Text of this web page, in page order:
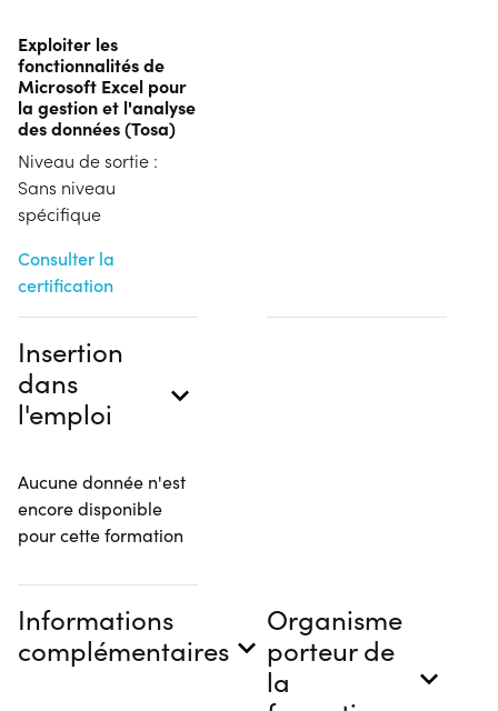
Exploiter les
fonctionnalités de
Microsoft Excel pour
la gestion et l'analyse
des données (Tosa)
Niveau de sortie :
Sans niveau
spécifique
Consulter la
certification
Insertion
dans
l'emploi
Aucune donnée n'est
encore disponible
pour cette formation
Informations
complémentaires
Organisme
porteur de
la